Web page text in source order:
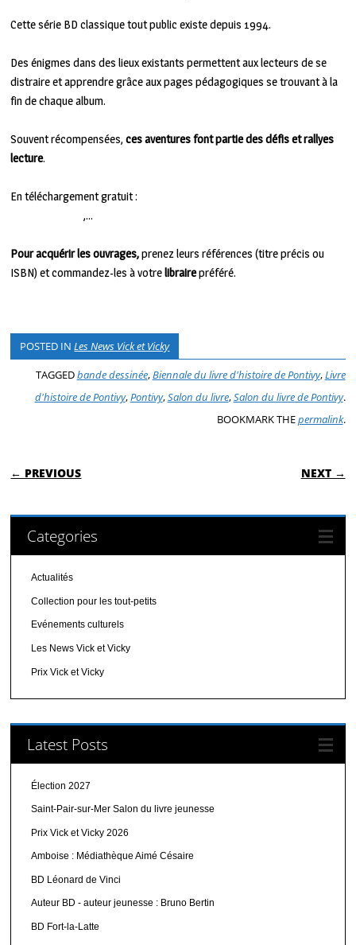
Cette série BD classique tout public existe depuis 1994.
Des énigmes dans des lieux existants permettent aux lecteurs de se
distraire et apprendre grâce aux pages pédagogiques se trouvant à la
fin de chaque album.
Souvent récompensées,ces aventures font partie des défis et rallyes
lecture.
En téléchargement gratuit :
les enseignants,…
Pour acquérir les ouvrages,prenez leurs références (titre précis ou
ISBN) et commandez-les à votrelibrairepréféré.
POSTED INLes News Vick et Vicky
TAGGEDbande dessinée,Biennale du livre d'histoire de Pontivy,Livre
d'histoire de Pontivy,Pontivy,Salon du livre,Salon du livre de Pontivy.
BOOKMARK THEpermalink.
POST NAVIGATION
← PREVIOUS NEXT →
Categories
Actualités
Collection pour les tout-petits
Evénements culturels
Les News Vick et Vicky
Prix Vick et Vicky
Latest Posts
Élection 2027
Saint-Pair-sur-Mer Salon du livre jeunesse
Prix Vick et Vicky 2026
Amboise : Médiathèque Aimé Césaire
BD Léonard de Vinci
Auteur BD - auteur jeunesse : Bruno Bertin
BD Fort-la-Latte